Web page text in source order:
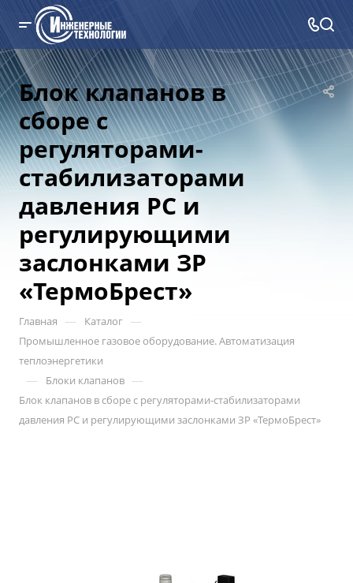
Блок клапанов в
сборе с
регуляторами-
стабилизаторами
давления РС и
регулирующими
заслонками ЗР
«ТермоБрест»
Главная — Каталог —
Промышленное газовое оборудование. Автоматизация
теплоэнергетики
— Блоки клапанов —
Блок клапанов в сборе с регуляторами-стабилизаторами
давления РС и регулирующими заслонками ЗР «ТермоБрест»